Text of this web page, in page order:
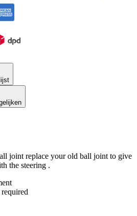
joint replace your old ball joint to give
the steering .